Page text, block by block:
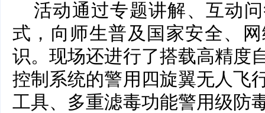
活动通过专题讲解、互动
式，向师生普及国家安全、
识。现场还进行了搭载高精度
控制系统的警用四旋翼无人飞
工具、多重滤毒功能警用级防